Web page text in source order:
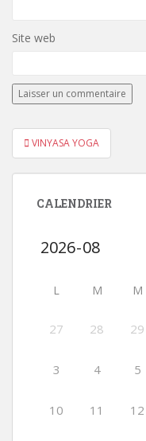
Site web
Navigation
de
l’article
VINYASA YOGA
CALENDRIER
L M M
27 28 29
3 4 5
10 11 12